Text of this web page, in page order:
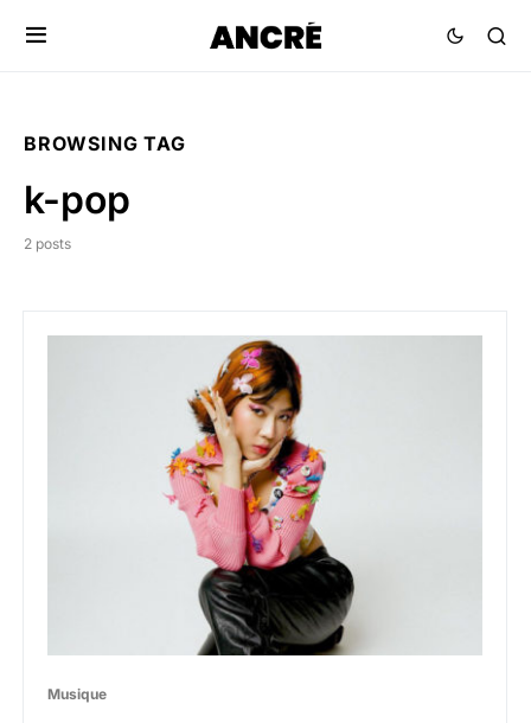
BROWSING TAG
k-pop
2 posts
Musique